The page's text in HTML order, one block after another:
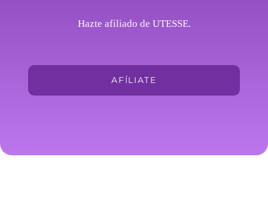
Hazte afiliado de UTESSE.
AFÍLIATE